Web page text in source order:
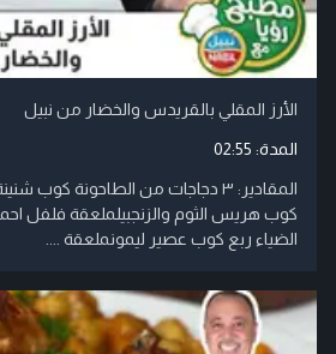
الأرز المقلي بالقريدس والخضار من نبيل
المدة: 02:55
المقادير: ٣ دجاجات من الطاحونة
كوب هريس الثوم والزنجبيلملعقة فلفل
الضياء ربع كوب عصير ليمونملعقة ....